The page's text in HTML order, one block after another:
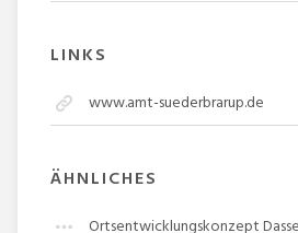
LINKS
www.amt-suederbrarup.de
ÄHNLICHES
Ortsentwicklungskonzept